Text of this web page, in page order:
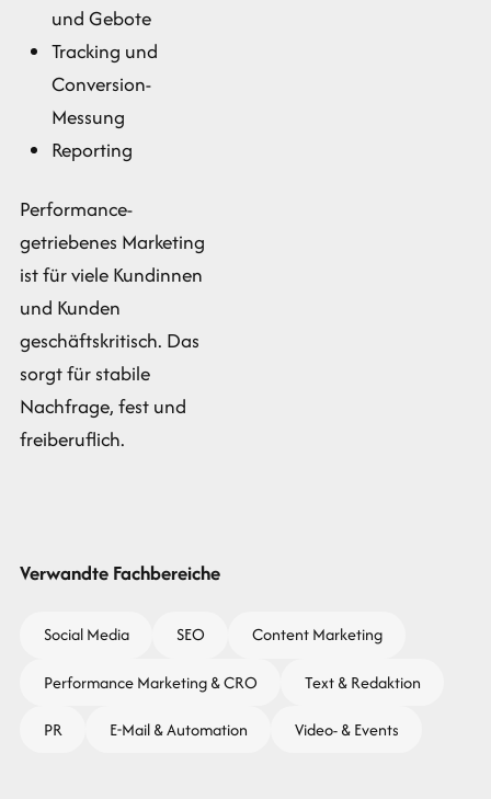
und Gebote
Tracking und
Conversion-
Messung
Reporting
Performance-
getriebenes Marketing
ist für viele Kundinnen
und Kunden
geschäftskritisch. Das
sorgt für stabile
Nachfrage, fest und
freiberuflich.
Verwandte Fachbereiche
Social Media SEO Content Marketing
Performance Marketing & CRO Text & Redaktion
PR E-Mail & Automation Video- & Events